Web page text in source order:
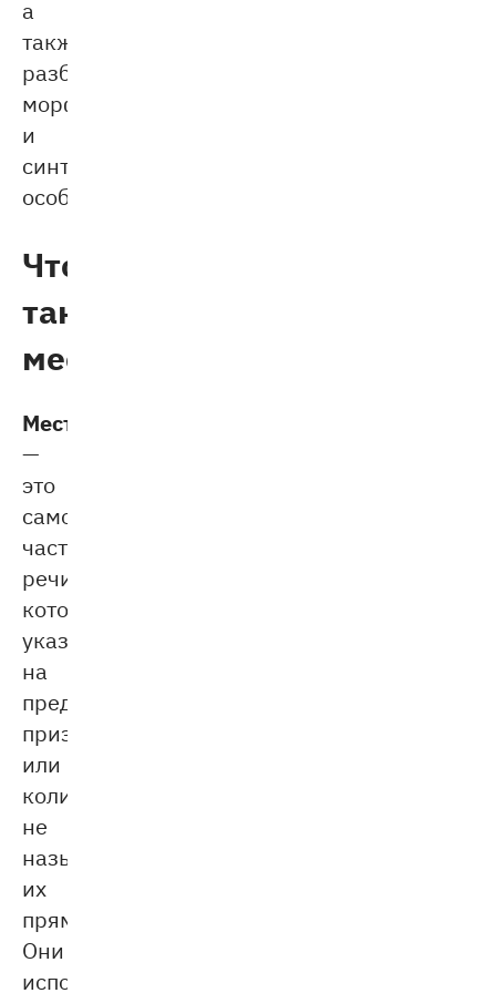
а
также
разберём
морфологические
и
синтаксические
особенности.
Что
такое
местоимение
Местоимение
—
это
самостоятельная
часть
речи,
которая
указывает
на
предмет,
признак
или
количество,
не
называя
их
прямо.
Они
используются